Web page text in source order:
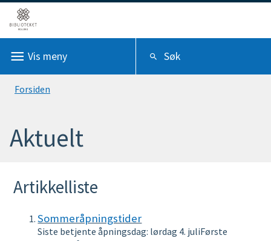
R
a
u
m
f
l
e
Søk
Vis meny
Du
her:
Forsiden
Aktuelt
Artikkelliste
Sommeråpningstider
Siste betjente åpningsdag: lørdag 4. juliFørste